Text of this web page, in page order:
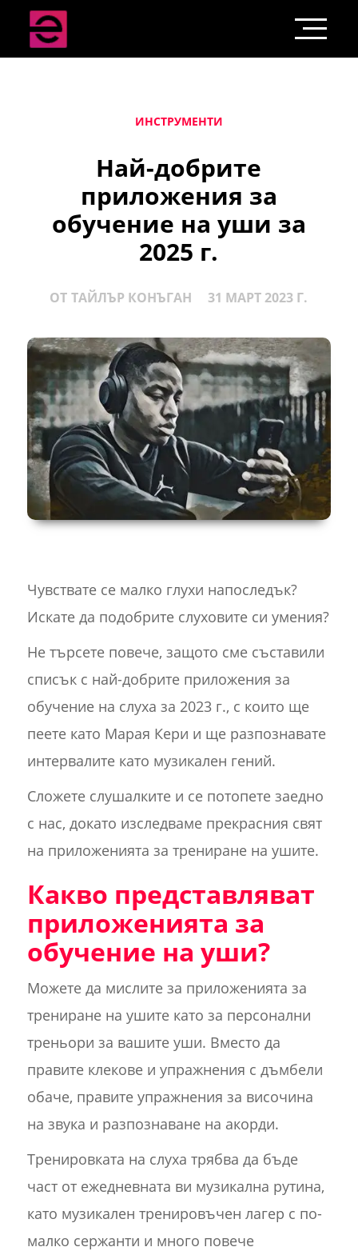
ИНСТРУМЕНТИ
Най-добрите
приложения за
обучение на уши за
2025 г.
ОТ ТАЙЛЪР КОНЪГАН 31 МАРТ 2023 Г.
Чувствате се малко глухи напоследък?
Искате да подобрите слуховите си умения?
Не търсете повече, защото сме съставили
списък с най-добрите приложения за
обучение на слуха за 2023 г., с които ще
пеете като Марая Кери и ще разпознавате
интервалите като музикален гений.
Сложете слушалките и се потопете заедно
с нас, докато изследваме прекрасния свят
на приложенията за трениране на ушите.
Какво представляват
приложенията за
обучение на уши?
Можете да мислите за приложенията за
трениране на ушите като за персонални
треньори за вашите уши. Вместо да
правите клекове и упражнения с дъмбели
обаче, правите упражнения за височина
на звука и разпознаване на акорди.
Тренировката на слуха трябва да бъде
част от ежедневната ви музикална рутина,
като музикален тренировъчен лагер с по-
малко сержанти и много повече